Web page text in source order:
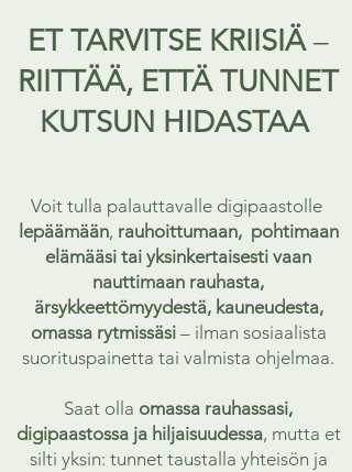
ET TARVITSE KRIISIÄ–
RIITTÄÄ, ETTÄ TUNNET
KUTSUN HIDASTAA
Voit tulla palauttavalle digipaastolle
lepäämään, rauhoittumaan, pohtimaan
elämääsi tai yksinkertaisesti vaan
nauttimaan rauhasta,
ärsykkeettömyydestä, kauneudesta,
omassa rytmissäsi– ilman sosiaalista
suorituspainetta tai valmista ohjelmaa.
Saat olla omassa rauhassasi,
digipaastossa ja hiljaisuudessa, mutta et
silti yksin: tunnet taustalla yhteisön ja